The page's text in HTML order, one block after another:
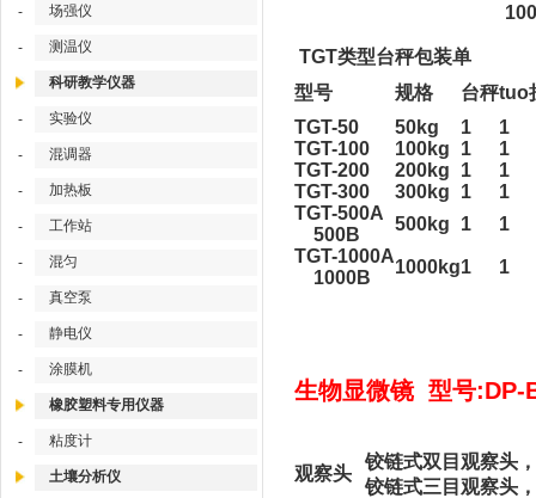
- 场强仪
- 测温仪
科研教学仪器
- 实验仪
- 混调器
- 加热板
- 工作站
- 混匀
- 真空泵
- 静电仪
- 涂膜机
橡胶塑料专用仪器
- 粘度计
土壤分析仪
TGT类型台秤包装单
型号
规格 台秤tuo
TGT-50
50kg 1
1
TGT-100
100kg 1
1
TGT-200
200kg 1
1
TGT-300
300kg 1
1
TGT-500A
500B
500kg 1
1
TGT-1000A
1000B
1000kg1 1
生物显微镜 型号:DP-
观察头
铰链式双目观察头
铰链式三目观察头